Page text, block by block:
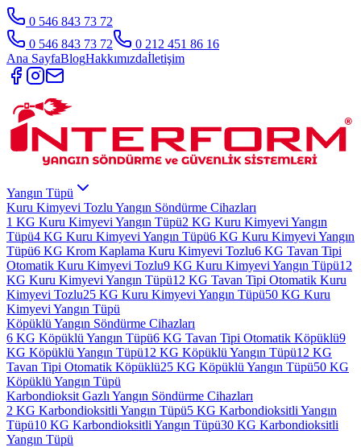
0 546 843 73 72
0 546 843 73 72
0 212 451 86 16
Ana SayfaBlogHakkımızdaİletişim
Yangın Tüpü
Kuru Kimyevi Tozlu Yangın Söndürme Cihazları
1 KG Kuru Kimyevi Yangın Tüpü2 KG Kuru Kimyevi Yangın
Tüpü4 KG Kuru Kimyevi Yangın Tüpü6 KG Kuru Kimyevi Yangın
Tüpü6 KG Krom Kaplama Kuru Kimyevi Tozlu6 KG Tavan Tipi
Otomatik Kuru Kimyevi Tozlu9 KG Kuru Kimyevi Yangın Tüpü12
KG Kuru Kimyevi Yangın Tüpü12 KG Tavan Tipi Otomatik Kuru
Kimyevi Tozlu25 KG Kuru Kimyevi Yangın Tüpü50 KG Kuru
Kimyevi Yangın Tüpü
Köpüklü Yangın Söndürme Cihazları
6 KG Köpüklü Yangın Tüpü6 KG Tavan Tipi Otomatik Köpüklü9
KG Köpüklü Yangın Tüpü12 KG Köpüklü Yangın Tüpü12 KG
Tavan Tipi Otomatik Köpüklü25 KG Köpüklü Yangın Tüpü50 KG
Köpüklü Yangın Tüpü
Karbondioksit Gazlı Yangın Söndürme Cihazları
2 KG Karbondioksitli Yangın Tüpü5 KG Karbondioksitli Yangın
Tüpü10 KG Karbondioksitli Yangın Tüpü30 KG Karbondioksitli
Yangın Tüpü